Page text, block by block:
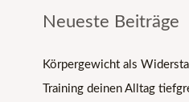
Neueste Beiträge
Körpergewicht als
Training deinen Alltag